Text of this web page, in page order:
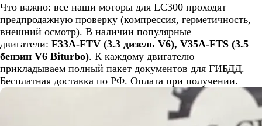
Что важно: все наши моторы для LC300 проходят
предпродажную проверку (компрессия, герметичность,
внешний осмотр). В наличии популярные
двигатели: F33A-FTV (3.3 дизель V6), V35A-FTS (3.5
бензин V6 Biturbo). К каждому двигателю
прикладываем полный пакет документов для ГИБДД.
Бесплатная доставка по РФ. Оплата при получении.